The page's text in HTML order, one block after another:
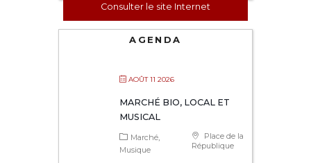
Consulter le site Internet
AGENDA
AOÛT 11 2026
MARCHÉ BIO, LOCAL ET
MUSICAL
Place de la
République
Marché
Musique